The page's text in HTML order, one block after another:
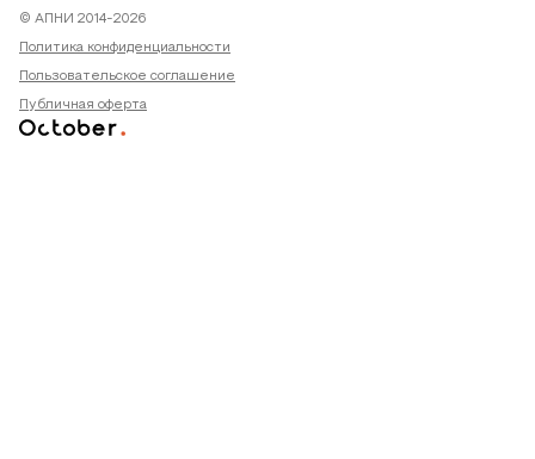
© АПНИ 2014-2026
Политика конфиденциальности
Пользовательское соглашение
Публичная оферта